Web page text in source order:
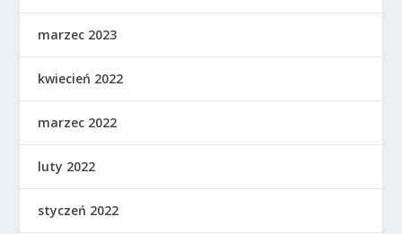
marzec 2023
kwiecień 2022
marzec 2022
luty 2022
styczeń 2022